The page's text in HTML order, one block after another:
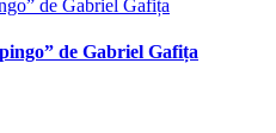
de Gabriel Gafița
de Gabriel Gafița